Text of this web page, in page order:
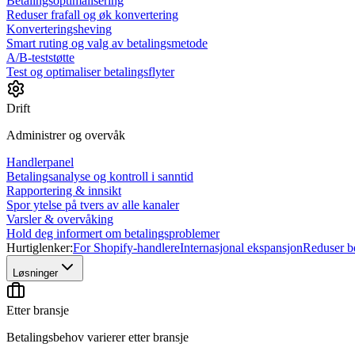
Reduser frafall og øk konvertering
Konverteringsheving
Smart ruting og valg av betalingsmetode
A/B-teststøtte
Test og optimaliser betalingsflyter
Drift
Administrer og overvåk
Handlerpanel
Betalingsanalyse og kontroll i sanntid
Rapportering & innsikt
Spor ytelse på tvers av alle kanaler
Varsler & overvåking
Hold deg informert om betalingsproblemer
Hurtiglenker:For Shopify-handlereInternasjonal ekspansjonReduser
Løsninger
Etter bransje
Betalingsbehov varierer etter bransje